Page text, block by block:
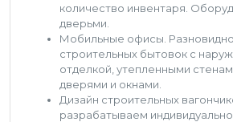
количество инвентаря.
дверьми.
Мобильные офисы.
строительных бытовок с
отделкой, утепленными
дверями и окнами.
Дизайн строительных
разрабатываем